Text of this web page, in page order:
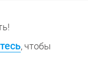
, чтобы